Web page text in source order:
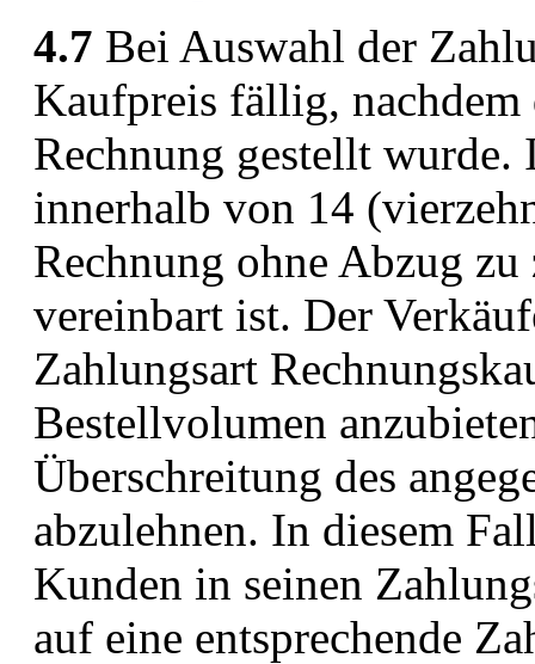
4.7 Bei Auswahl der
Kaufpreis fällig,
Rechnung gestellt
innerhalb von 14
Rechnung ohne Abzug
vereinbart ist. Der
Zahlungsart
Bestellvolumen
Überschreitung des
abzulehnen. In diesem
Kunden in seinen
auf eine entsprechende